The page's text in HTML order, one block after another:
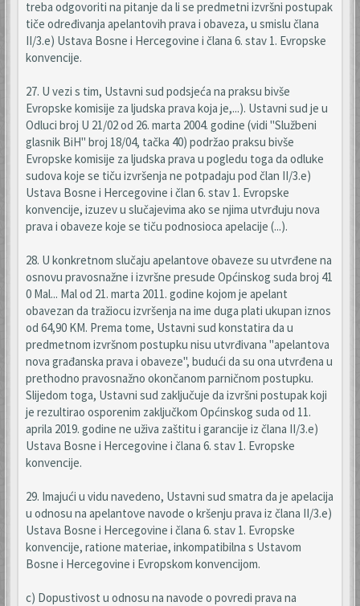
treba odgovoriti na pitanje da li se predmetni izvršni postupak
tiče određivanja apelantovih prava i obaveza, u smislu člana
II/3.e) Ustava Bosne i Hercegovine i člana 6. stav 1. Evropske
konvencije.
27. U vezi s tim, Ustavni sud podsjeća na praksu bivše
Evropske komisije za ljudska prava koja je,...). Ustavni sud je u
Odluci broj U 21/02 od 26. marta 2004. godine (vidi "Službeni
glasnik BiH" broj 18/04, tačka 40) podržao praksu bivše
Evropske komisije za ljudska prava u pogledu toga da odluke
sudova koje se tiču izvršenja ne potpadaju pod član II/3.e)
Ustava Bosne i Hercegovine i član 6. stav 1. Evropske
konvencije, izuzev u slučajevima ako se njima utvrđuju nova
prava i obaveze koje se tiču podnosioca apelacije (...).
28. U konkretnom slučaju apelantove obaveze su utvrđene na
osnovu pravosnažne i izvršne presude Općinskog suda broj 41
0 Mal... Mal od 21. marta 2011. godine kojom je apelant
obavezan da tražiocu izvršenja na ime duga plati ukupan iznos
od 64,90 KM. Prema tome, Ustavni sud konstatira da u
predmetnom izvršnom postupku nisu utvrđivana "apelantova
nova građanska prava i obaveze", budući da su ona utvrđena u
prethodno pravosnažno okončanom parničnom postupku.
Slijedom toga, Ustavni sud zaključuje da izvršni postupak koji
je rezultirao osporenim zaključkom Općinskog suda od 11.
aprila 2019. godine ne uživa zaštitu i garancije iz člana II/3.e)
Ustava Bosne i Hercegovine i člana 6. stav 1. Evropske
konvencije.
29. Imajući u vidu navedeno, Ustavni sud smatra da je apelacija
u odnosu na apelantove navode o kršenju prava iz člana II/3.e)
Ustava Bosne i Hercegovine i člana 6. stav 1. Evropske
konvencije, ratione materiae, inkompatibilna s Ustavom
Bosne i Hercegovine i Evropskom konvencijom.
c) Dopustivost u odnosu na navode o povredi prava na